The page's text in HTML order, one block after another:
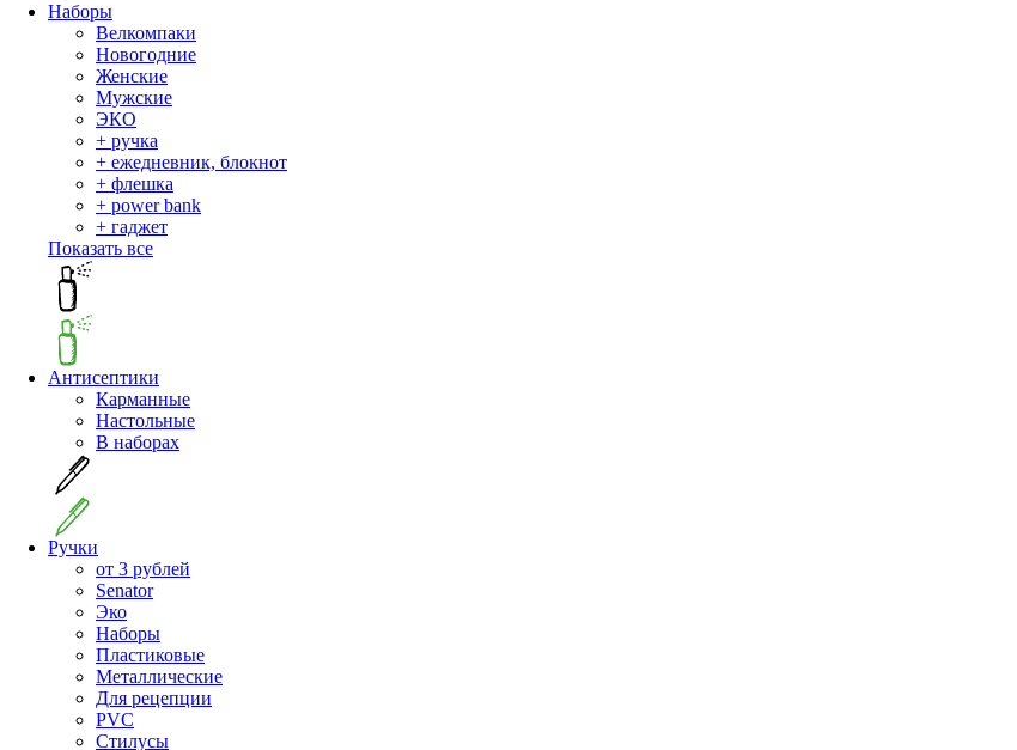
Наборы
Велкомпаки
Новогодние
Женские
Мужские
ЭКО
+ ручка
+ ежедневник, блокнот
+ флешка
+ power bank
+ гаджет
Показать все
Антисептики
Карманные
Настольные
В наборах
Ручки
от 3 рублей
Senator
Эко
Наборы
Пластиковые
Металлические
Для рецепции
PVC
Стилусы